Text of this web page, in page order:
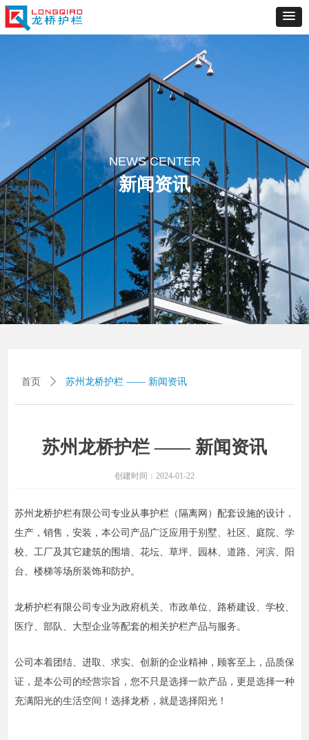
苏州龙桥护栏 —— 新闻资讯
创建时间： 2024-01-22
苏州龙桥护栏有限公司专业从事护栏（隔离网）配套设施的设计，
生产，销售，安装，本公司产品广泛应用于别墅、社区、庭院、学
校、工厂及其它建筑的围墙、花坛、草坪、园林、道路、河滨、阳
台、楼梯等场所装饰和防护。
龙桥护栏有限公司专业为政府机关、市政单位、路桥建设、学校、
医疗、部队、大型企业等配套的相关护栏产品与服务。
公司本着团结、进取、求实、创新的企业精神，顾客至上，品质保
证，是本公司的经营宗旨，您不只是选择一款产品，更是选择一种
充满阳光的生活空间！选择龙桥，就是选择阳光！
首页 ꄲ 苏州龙桥护栏 —— 新闻资讯
NEWS CENTER
新闻资讯